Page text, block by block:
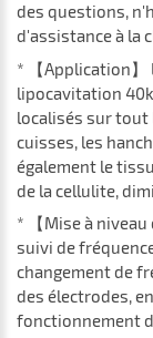
des questions,
d'assistance à la
* 【Application】
lipocavitation
localisés sur tout
cuisses, les
également le
de la cellulite,
* 【Mise à
suivi de
changement de
des électrodes,
fonctionnement